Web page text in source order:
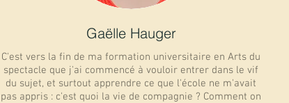
Gaëlle Hauger
C'est vers la fin de ma formation universitaire en Arts du
spectacle que j'ai commencé à vouloir entrer dans le vif
du sujet, et surtout apprendre ce que l'école ne m'avait
pas appris : c'est quoi la vie de compagnie ? Comment on